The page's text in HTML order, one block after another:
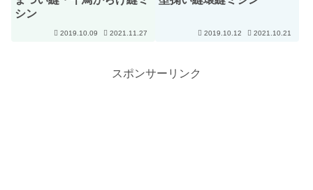
シン
2019.10.09 2021.11.27 2019.10.12 2021.10.21
スポンサーリンク